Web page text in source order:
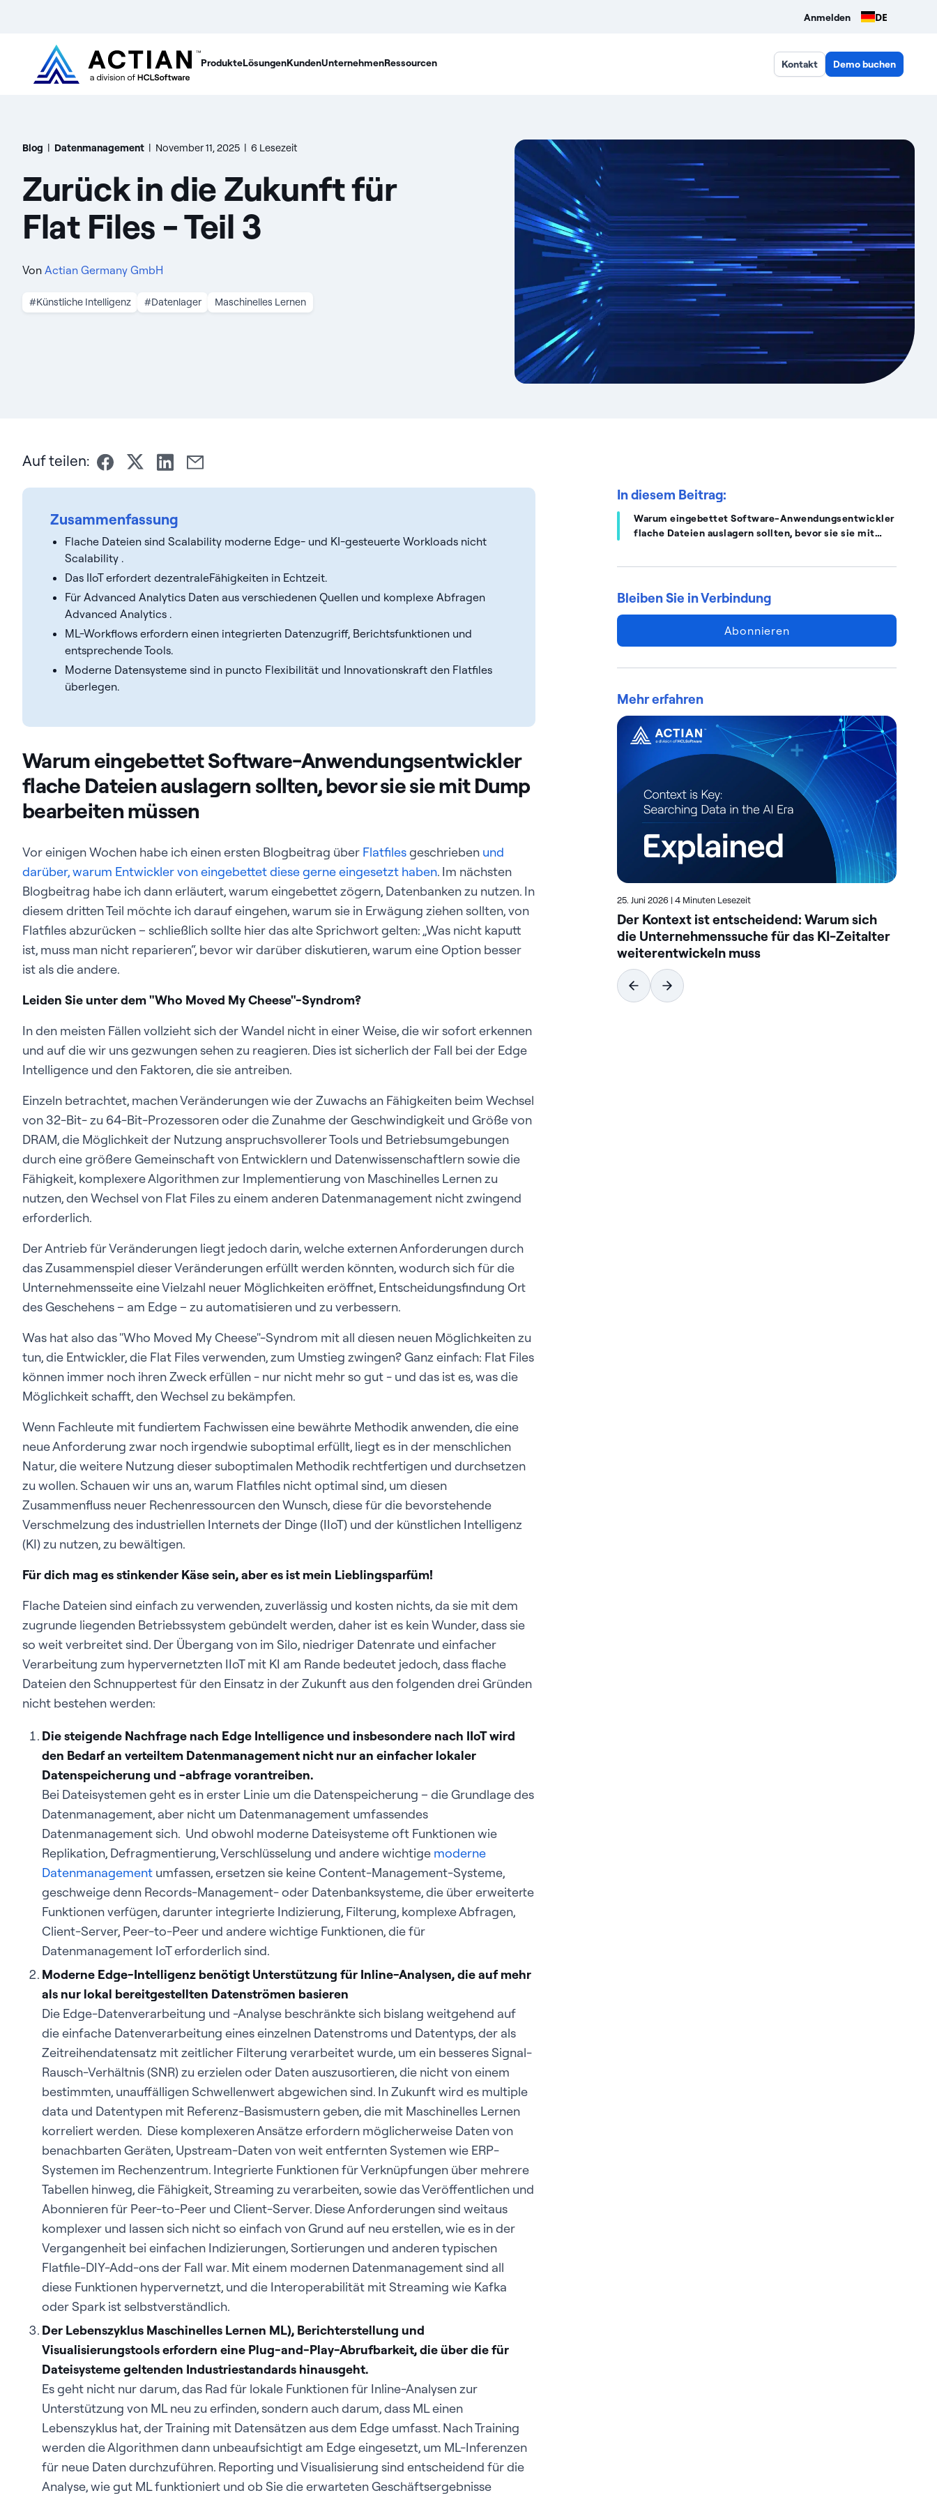
Anmelden DE
ProdukteLösungenKundenUnternehmenRessourcen Kontakt Demo buchen
Blog | Datenmanagement | November 11, 2025 | 6 Lesezeit
Zurück in die Zukunft für
Flat Files - Teil 3
Von Actian Germany GmbH
#Künstliche Intelligenz #Datenlager Maschinelles Lernen
Auf teilen:
Zusammenfassung
Flache Dateien sind Scalability moderne Edge- und KI-gesteuerte Workloads nicht
Scalability .
Das IIoT erfordert dezentraleFähigkeiten in Echtzeit.
Für Advanced Analytics Daten aus verschiedenen Quellen und komplexe Abfragen
Advanced Analytics .
ML-Workflows erfordern einen integrierten Datenzugriff, Berichtsfunktionen und
entsprechende Tools.
Moderne Datensysteme sind in puncto Flexibilität und Innovationskraft den Flatfiles
überlegen.
Warum eingebettet Software-Anwendungsentwickler
flache Dateien auslagern sollten, bevor sie sie mit Dump
bearbeiten müssen
Vor einigen Wochen habe ich einen ersten Blogbeitrag über Flatfilesgeschrieben und
darüber, warum Entwickler von eingebettet diese gerne eingesetzt haben. Im nächsten
Blogbeitrag habe ich dann erläutert, warum eingebettet zögern, Datenbanken zu nutzen. In
diesem dritten Teil möchte ich darauf eingehen, warum sie in Erwägung ziehen sollten, von
Flatfiles abzurücken – schließlich sollte hier das alte Sprichwort gelten: „Was nicht kaputt
ist, muss man nicht reparieren“, bevor wir darüber diskutieren, warum eine Option besser
ist als die andere.
Leiden Sie unter dem "Who Moved My Cheese"-Syndrom?
In den meisten Fällen vollzieht sich der Wandel nicht in einer Weise, die wir sofort erkennen
und auf die wir uns gezwungen sehen zu reagieren. Dies ist sicherlich der Fall bei der Edge
Intelligence und den Faktoren, die sie antreiben.
Einzeln betrachtet, machen Veränderungen wie der Zuwachs an Fähigkeiten beim Wechsel
von 32-Bit- zu 64-Bit-Prozessoren oder die Zunahme der Geschwindigkeit und Größe von
DRAM, die Möglichkeit der Nutzung anspruchsvollerer Tools und Betriebsumgebungen
durch eine größere Gemeinschaft von Entwicklern und Datenwissenschaftlern sowie die
Fähigkeit, komplexere Algorithmen zur Implementierung von Maschinelles Lernen zu
nutzen, den Wechsel von Flat Files zu einem anderen Datenmanagement nicht zwingend
erforderlich.
Der Antrieb für Veränderungen liegt jedoch darin, welche externen Anforderungen durch
das Zusammenspiel dieser Veränderungen erfüllt werden könnten, wodurch sich für die
Unternehmensseite eine Vielzahl neuer Möglichkeiten eröffnet, Entscheidungsfindung Ort
des Geschehens – am Edge – zu automatisieren und zu verbessern.
Was hat also das "Who Moved My Cheese"-Syndrom mit all diesen neuen Möglichkeiten zu
tun, die Entwickler, die Flat Files verwenden, zum Umstieg zwingen? Ganz einfach: Flat Files
können immer noch ihren Zweck erfüllen - nur nicht mehr so gut - und das ist es, was die
Möglichkeit schafft, den Wechsel zu bekämpfen.
Wenn Fachleute mit fundiertem Fachwissen eine bewährte Methodik anwenden, die eine
neue Anforderung zwar noch irgendwie suboptimal erfüllt, liegt es in der menschlichen
Natur, die weitere Nutzung dieser suboptimalen Methodik rechtfertigen und durchsetzen
zu wollen. Schauen wir uns an, warum Flatfiles nicht optimal sind, um diesen
Zusammenfluss neuer Rechenressourcen den Wunsch, diese für die bevorstehende
Verschmelzung des industriellen Internets der Dinge (IIoT) und der künstlichen Intelligenz
(KI) zu nutzen, zu bewältigen.
Für dich mag es stinkender Käse sein, aber es ist mein Lieblingsparfüm!
Flache Dateien sind einfach zu verwenden, zuverlässig und kosten nichts, da sie mit dem
zugrunde liegenden Betriebssystem gebündelt werden, daher ist es kein Wunder, dass sie
so weit verbreitet sind. Der Übergang von im Silo, niedriger Datenrate und einfacher
Verarbeitung zum hypervernetzten IIoT mit KI am Rande bedeutet jedoch, dass flache
Dateien den Schnuppertest für den Einsatz in der Zukunft aus den folgenden drei Gründen
nicht bestehen werden:
Die steigende Nachfrage nach Edge Intelligence und insbesondere nach IIoT wird
den Bedarf an verteiltem Datenmanagement nicht nur an einfacher lokaler
Datenspeicherung und -abfrage vorantreiben.
Bei Dateisystemen geht es in erster Linie um die Datenspeicherung – die Grundlage des
Datenmanagement, aber nicht um Datenmanagement umfassendes
Datenmanagement sich. Und obwohl moderne Dateisysteme oft Funktionen wie
Replikation, Defragmentierung, Verschlüsselung und andere wichtige moderne
Datenmanagement umfassen, ersetzen sie keine Content-Management-Systeme,
geschweige denn Records-Management- oder Datenbanksysteme, die über erweiterte
Funktionen verfügen, darunter integrierte Indizierung, Filterung, komplexe Abfragen,
Client-Server, Peer-to-Peer und andere wichtige Funktionen, die für
Datenmanagement IoT erforderlich sind.
Moderne Edge-Intelligenz benötigt Unterstützung für Inline-Analysen, die auf mehr
als nur lokal bereitgestellten Datenströmen basieren
Die Edge-Datenverarbeitung und -Analyse beschränkte sich bislang weitgehend auf
die einfache Datenverarbeitung eines einzelnen Datenstroms und Datentyps, der als
Zeitreihendatensatz mit zeitlicher Filterung verarbeitet wurde, um ein besseres Signal-
Rausch-Verhältnis (SNR) zu erzielen oder Daten auszusortieren, die nicht von einem
bestimmten, unauffälligen Schwellenwert abgewichen sind. In Zukunft wird es multiple
data und Datentypen mit Referenz-Basismustern geben, die mit Maschinelles Lernen
korreliert werden. Diese komplexeren Ansätze erfordern möglicherweise Daten von
benachbarten Geräten, Upstream-Daten von weit entfernten Systemen wie ERP-
Systemen im Rechenzentrum. Integrierte Funktionen für Verknüpfungen über mehrere
Tabellen hinweg, die Fähigkeit, Streaming zu verarbeiten, sowie das Veröffentlichen und
Abonnieren für Peer-to-Peer und Client-Server. Diese Anforderungen sind weitaus
komplexer und lassen sich nicht so einfach von Grund auf neu erstellen, wie es in der
Vergangenheit bei einfachen Indizierungen, Sortierungen und anderen typischen
Flatfile-DIY-Add-ons der Fall war. Mit einem modernen Datenmanagement sind all
diese Funktionen hypervernetzt, und die Interoperabilität mit Streaming wie Kafka
oder Spark ist selbstverständlich.
Der Lebenszyklus Maschinelles Lernen ML), Berichterstellung und
Visualisierungstools erfordern eine Plug-and-Play-Abrufbarkeit, die über die für
Dateisysteme geltenden Industriestandards hinausgeht.
Es geht nicht nur darum, das Rad für lokale Funktionen für Inline-Analysen zur
Unterstützung von ML neu zu erfinden, sondern auch darum, dass ML einen
Lebenszyklus hat, der Training mit Datensätzen aus dem Edge umfasst. Nach Training
werden die Algorithmen dann unbeaufsichtigt am Edge eingesetzt, um ML-Inferenzen
für neue Daten durchzuführen. Reporting und Visualisierung sind entscheidend für die
Analyse, wie gut ML funktioniert und ob Sie die erwarteten Geschäftsergebnisse
In diesem Beitrag:
Warum eingebettet Software-Anwendungsentwickler
flache Dateien auslagern sollten, bevor sie sie mit
Bleiben Sie in Verbindung
Abonnieren
Mehr erfahren
25. Juni 2026 | 4 Minuten Lesezeit
Der Kontext ist entscheidend: Warum sich
die Unternehmenssuche für das KI-Zeitalter
weiterentwickeln muss